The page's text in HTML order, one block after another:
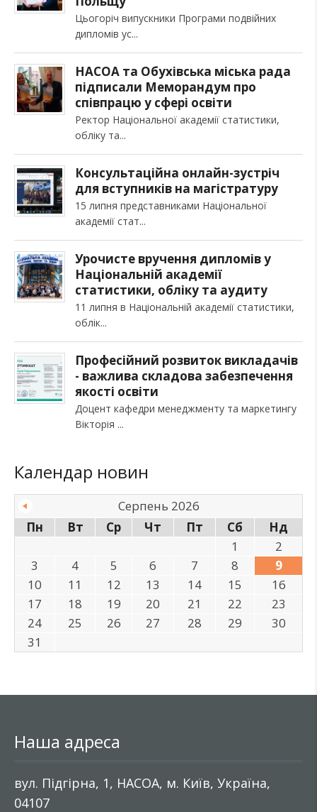
Цьогоріч випускники Програми подвійних
дипломів ус
НАСОА та Обухівська міська рада
підписали Меморандум про
співпрацю у сфері освіти
Ректор Національної академії статистики,
обліку та
Консультаційна онлайн-зустріч
для вступників на магістратуру
15 липня представниками Національної
академії стат
Урочисте вручення дипломів у
Національній академії
статистики, обліку та аудиту
11 липня в Національній академії статистики,
облік
Професійний розвиток викладачів
- важлива складова забезпечення
якості освіти
Доцент кафедри менеджменту та маркетингу
Вікторія
Календар новин
Серпень 2026
Пн
Вт Ср Чт Пт Сб
Нд
1
2
3
4 5 6 7 8
9
10
11 12 13 14 15
16
17
18 19 20 21 22
23
24
25 26 27 28 29
30
31
Наша адреса
вул. Підгірна, 1, НАСОА, м. Київ, Україна,
04107